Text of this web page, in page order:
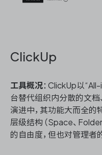
ClickUp
工具概况：ClickUp以
台替代组织内分散的文档
演进中，其功能大而全的
层级结构（Space、
的自由度，但也对管理者